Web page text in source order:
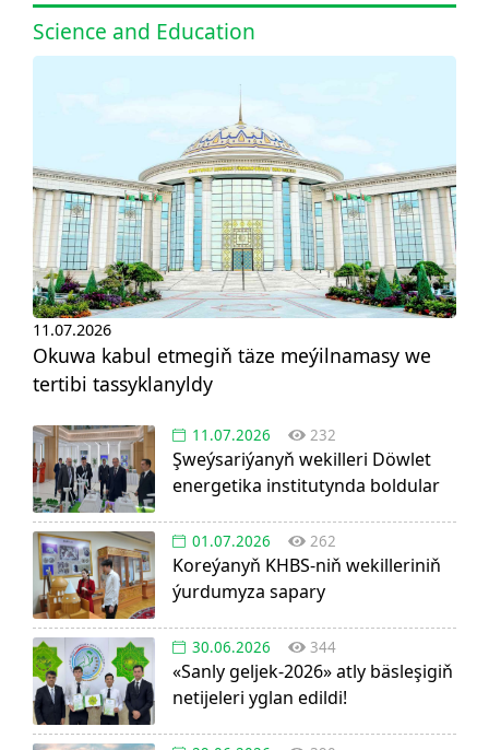
Science and Education
11.07.2026
Okuwa kabul etmegiň täze meýilnamasy we
tertibi tassyklanyldy
11.07.2026 232
Şweýsariýanyň wekilleri Döwlet
energetika institutynda boldular
01.07.2026 262
Koreýanyň KHBS-niň wekilleriniň
ýurdumyza sapary
30.06.2026 344
«Sanly geljek-2026» atly bäsleşigiň
netijeleri yglan edildi!